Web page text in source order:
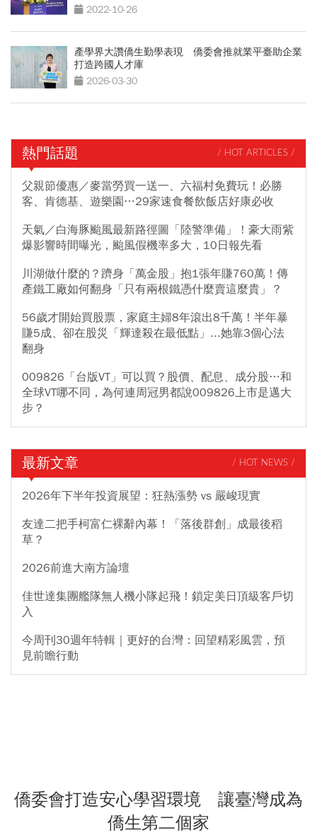
2022-10-26
產學界大讚僑生勤學表現 僑委會推就業平臺助企業
打造跨國人才庫
2026-03-30
熱門話題 / HOT ARTICLES /
父親節優惠／麥當勞買一送一、六福村免費玩！必勝
客、肯德基、遊樂園…29家速食餐飲飯店好康必收
天氣／白海豚颱風最新路徑圖「陸警準備」！豪大雨紫
爆影響時間曝光，颱風假機率多大，10日報先看
川湖做什麼的？躋身「萬金股」抱1張年賺760萬！傳
產鐵工廠如何翻身「只有兩根鐵憑什麼賣這麼貴」？
56歲才開始買股票，家庭主婦8年滾出8千萬！半年暴
賺5成、卻在股災「輝達殺在最低點」...她靠3個心法
翻身
009826「台版VT」可以買？股價、配息、成分股…和
全球VT哪不同，為何連周冠男都說009826上市是邁大
步？
最新文章 / HOT NEWS /
2026年下半年投資展望：狂熱漲勢 vs 嚴峻現實
友達二把手柯富仁裸辭內幕！「落後群創」成最後稻
草？
2026前進大南方論壇
佳世達集團艦隊無人機小隊起飛！鎖定美日頂級客戶切
入
今周刊30週年特輯｜更好的台灣：回望精彩風雲，預
見前瞻行動
僑委會打造安心學習環境 讓臺灣成為
僑生第二個家